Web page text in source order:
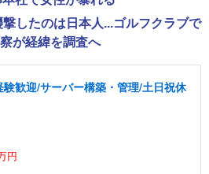
したのは日本人...ゴルフクラブで
が経緯を調査へ
歓迎/サーバー構築・管理/土日祝休
円